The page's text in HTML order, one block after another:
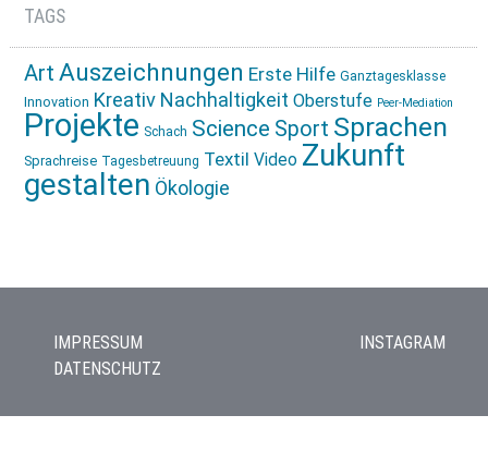
TAGS
Art Auszeichnungen Erste Hilfe Ganztagesklasse
Innovation Kreativ Nachhaltigkeit Oberstufe Peer-Mediation
Projekte Schach Science Sport Sprachen
Sprachreise Tagesbetreuung Textil Video Zukunft
gestalten Ökologie
IMPRESSUM
DATENSCHUTZ
INSTAGRAM